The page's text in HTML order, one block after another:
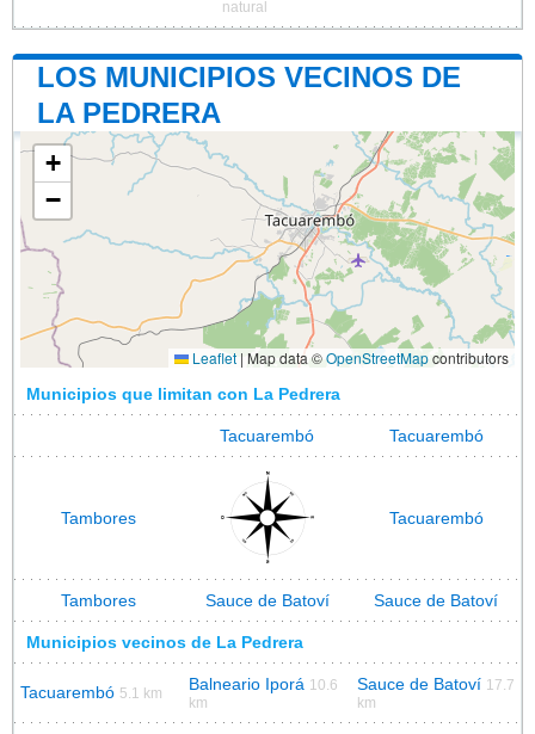
natural
LOS MUNICIPIOS VECINOS DE
LA PEDRERA
+
−
Leaflet | Map data ©OpenStreetMapcontributors
Municipios que limitan con La Pedrera
Tacuarembó Tacuarembó
Tambores Tacuarembó
Tambores Sauce de Batoví Sauce de Batoví
Municipios vecinos de La Pedrera
Tacuarembó 5.1 km Balneario Iporá 10.6
km
Sauce de Batoví 17.7
km